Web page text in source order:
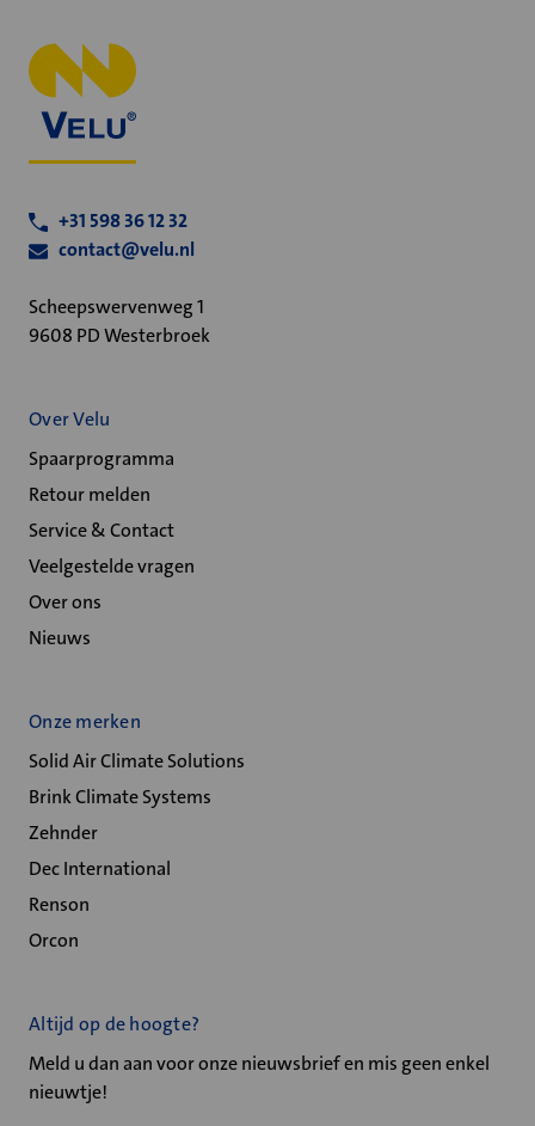
+31 598 36 12 32
contact@velu.nl
Scheepswervenweg 1
9608 PD Westerbroek
Over Velu
Spaarprogramma
Retour melden
Service & Contact
Veelgestelde vragen
Over ons
Nieuws
Onze merken
Solid Air Climate Solutions
Brink Climate Systems
Zehnder
Dec International
Renson
Orcon
Altijd op de hoogte?
Meld u dan aan voor onze nieuwsbrief en mis geen enkel
nieuwtje!